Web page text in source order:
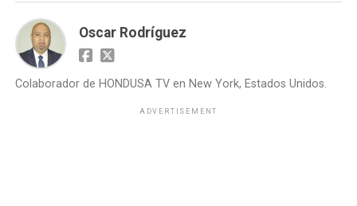
Oscar Rodríguez
Colaborador de HONDUSA TV en New York, Estados Unidos.
ADVERTISEMENT